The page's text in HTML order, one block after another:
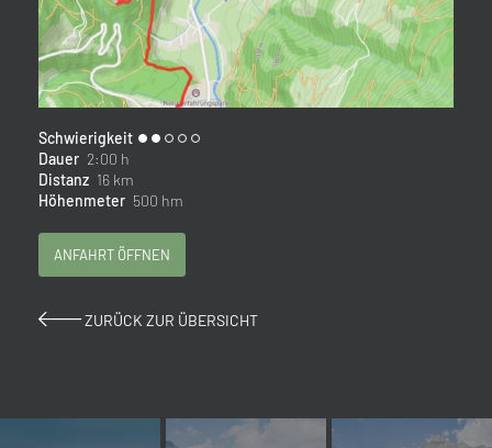
Schwierigkeit
Dauer 2:00 h
Distanz 16 km
Höhenmeter 500 hm
ANFAHRT ÖFFNEN
ZURÜCK ZUR ÜBERSICHT